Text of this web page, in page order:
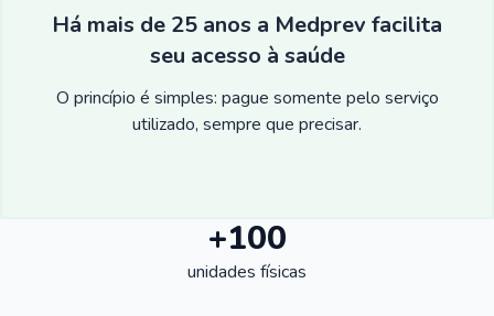
Há mais de 25 anos a Medprev facilita
seu acesso à saúde
O princípio é simples: pague somente pelo serviço
utilizado, sempre que precisar.
+100
unidades físicas